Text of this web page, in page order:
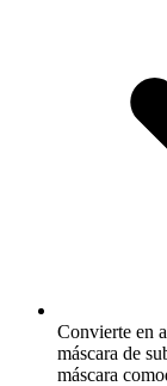
Convierte en
máscara de
máscara